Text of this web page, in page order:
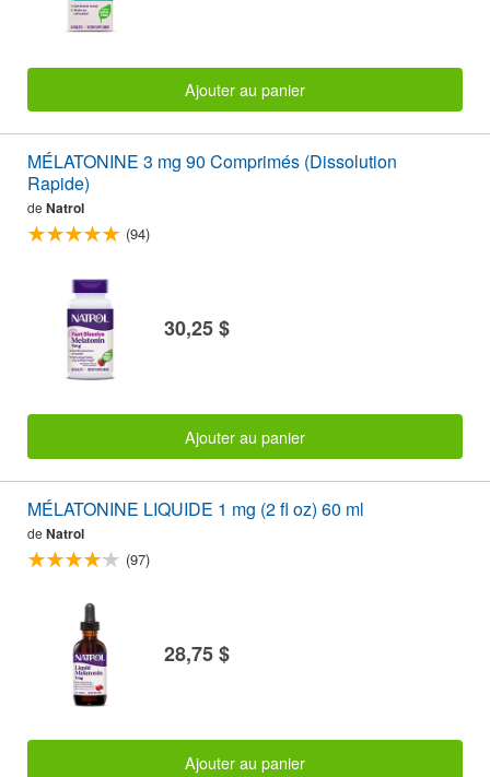
Ajouter au panier
MÉLATONINE 3 mg 90 Comprimés (Dissolution
Rapide)
de Natrol
(94)
30,25 $
Ajouter au panier
MÉLATONINE LIQUIDE 1 mg (2 fl oz) 60 ml
de Natrol
(97)
28,75 $
Ajouter au panier